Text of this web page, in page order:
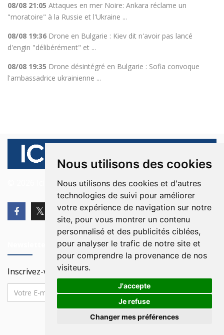
Nous utilisons des cookies
Nous utilisons des cookies et d'autres
technologies de suivi pour améliorer
votre expérience de navigation sur notre
site, pour vous montrer un contenu
personnalisé et des publicités ciblées,
pour analyser le trafic de notre site et
pour comprendre la provenance de nos
visiteurs.
J'accepte
Je refuse
Changer mes préférences
08/08 21:05 Attaques en mer Noire: Ankara réclame un
"moratoire" à la Russie et l'Ukraine ...
08/08 19:36 Drone en Bulgarie : Kiev dit n'avoir pas lancé
d'engin "délibérément" et ...
08/08 19:35 Drone désintégré en Bulgarie : Sofia convoque
l'ambassadrice ukrainienne ...
© 2026 Ici Beyrouth. Tous les droits sont réservés.
Inscrivez-vous à notre Newsletter